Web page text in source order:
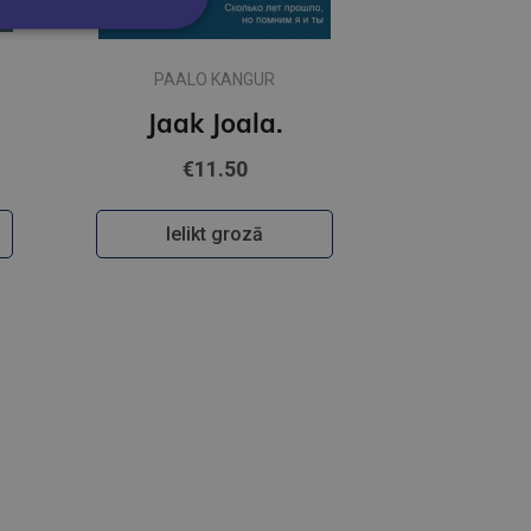
PAALO KANGUR
Jaak Joala.
€11.50
Ielikt grozā